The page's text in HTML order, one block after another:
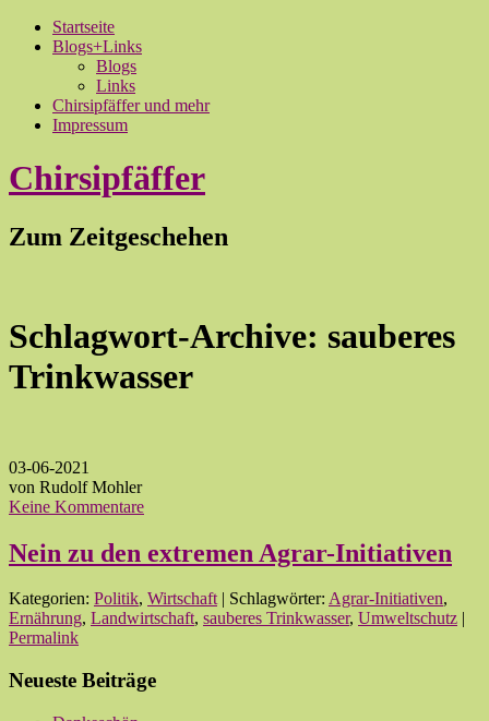
Startseite
Blogs+Links
Blogs
Links
Chirsipfäffer und mehr
Impressum
Chirsipfäffer
Zum Zeitgeschehen
Schlagwort-Archive: sauberes
Trinkwasser
03-06-2021
von Rudolf Mohler
Keine Kommentare
Nein zu den extremen Agrar-Initiativen
Kategorien: Politik, Wirtschaft| Schlagwörter: Agrar-Initiativen,
Ernährung, Landwirtschaft, sauberes Trinkwasser, Umweltschutz
Permalink
Neueste Beiträge